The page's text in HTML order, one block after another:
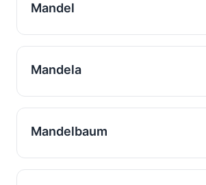
Mandel
Mandela
Mandelbaum